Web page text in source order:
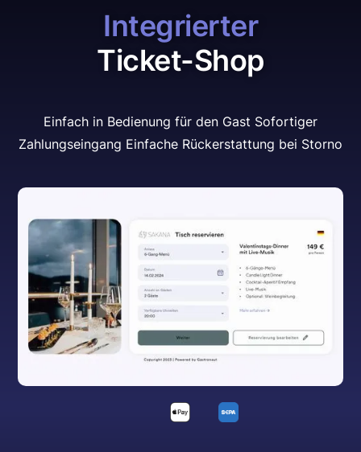
Integrierter
Ticket-Shop
Einfach in Bedienung für den Gast Sofortiger
Zahlungseingang Einfache Rückerstattung bei Storno